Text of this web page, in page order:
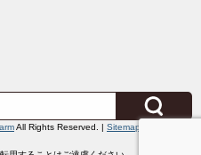
All Rights Reserved. | Sitemap